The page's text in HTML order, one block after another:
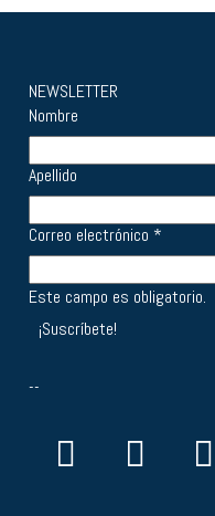
NEWSLETTER
Nombre
Apellido
Correo electrónico *
Este campo es obligatorio.
--